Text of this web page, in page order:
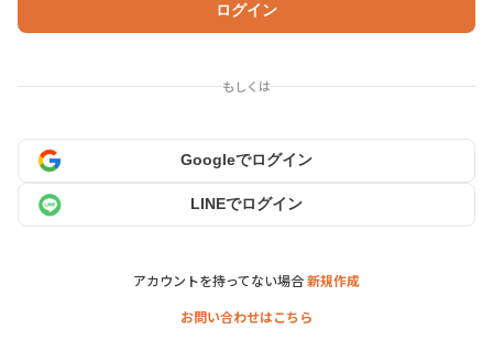
ログイン
もしくは
Googleでログイン
LINEでログイン
アカウントを持ってない場合新規作成
お問い合わせはこちら